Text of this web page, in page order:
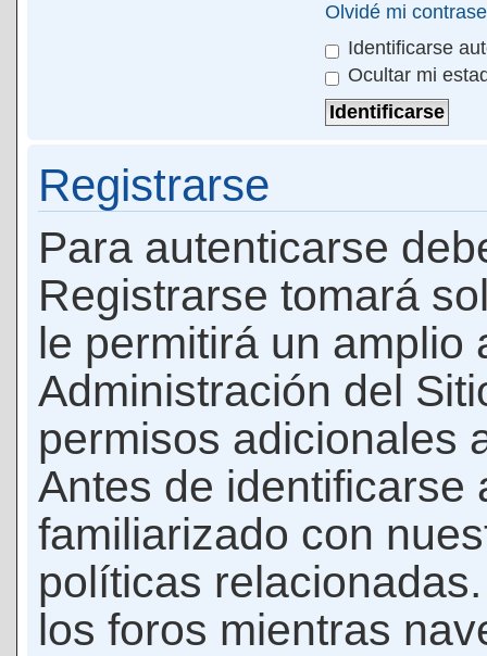
Olvidé mi
Identificarse
Ocultar mi
Registrarse
Para autenticarse
Registrarse tomará
le permitirá un amplio
Administración del
permisos adicionales
Antes de identificarse
familiarizado con
políticas
los foros mientras